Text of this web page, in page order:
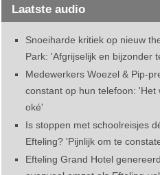
Laatste audio
Snoeiharde kritiek op nieuw
Park: 'Afgrijselijk en bijzonder
Medewerkers Woezel & Pip-
constant op hun telefoon: 'Het
oké'
Is stoppen met schoolreisjes
Efteling? 'Pijnlijk om te
Efteling Grand Hotel